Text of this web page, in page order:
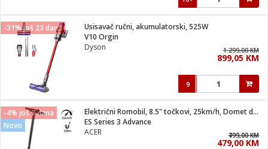
/ Zdravlje
tuš
-31% još 23 dana
Usisavač ručni, akumulatorski, 525W
V10 Orgin
Dyson
1.299,00 KM
899,05 KM
9
-4% još 7 dana
Novo
Električni Romobil, 8.5" točkovi, 25km/h, Domet do 30 km
ES Series 3 Advance
ACER
799,00 KM
499,00 KM
479,00 KM